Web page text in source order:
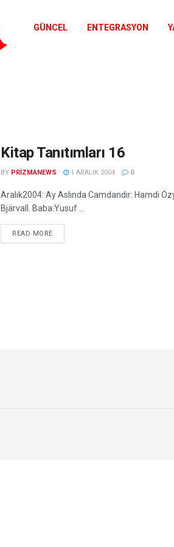
GÜNCEL ENTEGRASYON
Kitap Tanıtımları 16
BY PRIZMANEWS 1 ARALIK 2004 0
Aralık2004: Ay Aslında Camdandır: Hamdi
Bjärvall. Baba:Yusuf ...
READ MORE